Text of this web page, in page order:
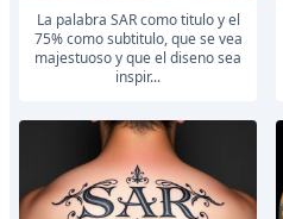
la palabra SAR como titulo y el
75% como subtitulo, que se vea
majestuoso y que el diseno sea
inspir...